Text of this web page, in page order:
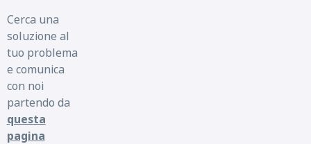
Cerca una
soluzione al
tuo problema
e comunica
con noi
partendo da
questa
pagina